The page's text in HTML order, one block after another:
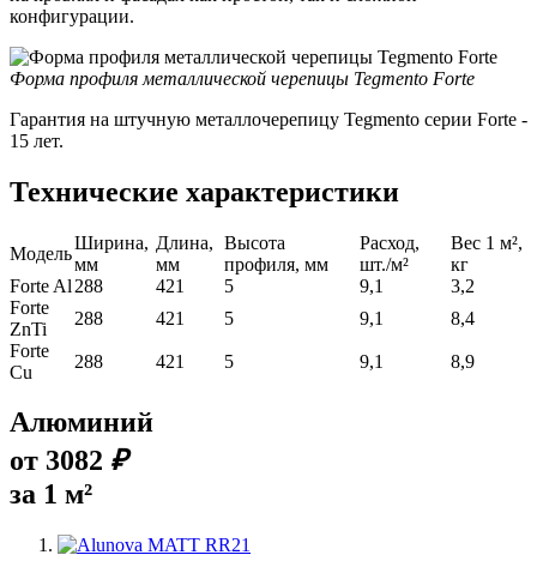
конфигурации.
Форма профиля металлической черепицы Tegmento Forte
Гарантия на штучную металлочерепицу Tegmento серии Forte -
15 лет.
Технические характеристики
Модель
Ширина,
мм
Длина,
мм
Высота
профиля, мм
Расход,
шт./м²
Вес 1 м²,
кг
Forte Al 288 421 5 9,1
3,2
Forte
ZnTi
288 421 5 9,1
8,4
Forte
Cu
288 421 5 9,1 8,9
Алюминий
от 3082 ₽
за 1 м²